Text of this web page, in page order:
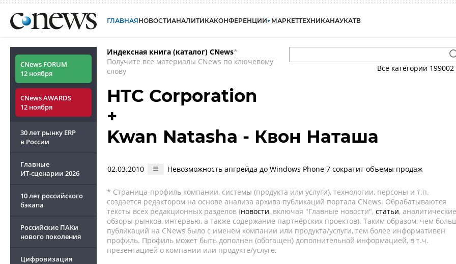
ГЛАВНАЯНОВОСТИАНАЛИТИКАКОНФЕРЕНЦИИ МАРКЕТТЕХНИКАНАУКАТВ
CNews FORUM
12 ноября
CNews AWARDS
12 ноября
30 лет рынку ERP
в России
Главные
ИТ-сценарии 2026
10 лет российского
бэкапа
Российские ПАКи
нового поколения
Цифровизация
Индексная книга (каталог) CNews*
Получите все материалы CNews по ключевому
слову
Все категории 199002
HTC Corporation
+
Kwan Natasha - Квон Наташа
02.03.2010 Невозможность апгрейда до Windows Phone 7 сократит объемы продаж
* Страница-профиль компании, системы (продукта или услуги), технологии, персоны и т.п.
создается редактором на основе анализа архива публикаций портала CNews. Обрабатываются
тексты всех редакционных разделов (новости, включая "Главные новости", статьи, аналитические
обзоры рынков, интервью, а также содержание партнёрских проектов). Таким образом, чем
публикаций на CNews было с именем компании или продукта/услуги, тем более информативен
профиль. Профиль может быть дополнен (обогащен) дополнительной информацией, в т.ч.
презентацией о компании или продукте/услуге.